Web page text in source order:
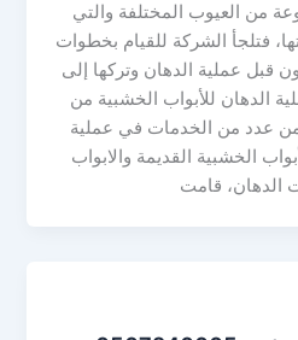
من العيوب المختلفة والتي
فتلجأ الشركة للقيام بخطوات
قبل عملية الدهان وتركها إلى
الدهان للأبواب الخشبية من
عدد من الخدمات في عملية
الخشبية القديمة والابواب
الدهان، قامت